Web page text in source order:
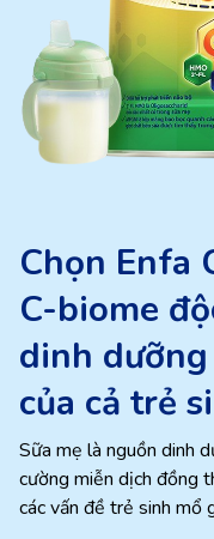
Chọn Enfa
C-biome
dinh
của cả trẻ
Sữa mẹ là nguồn dinh
cường miễn dịch đồng
các vấn đề trẻ sinh mổ